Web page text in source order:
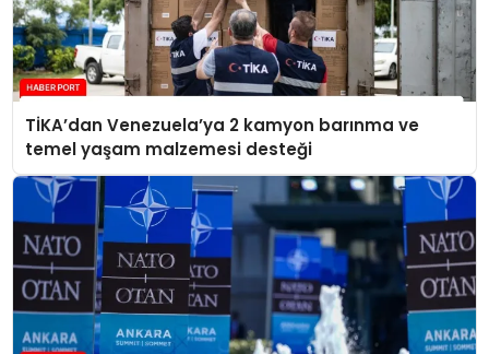
TİKA’dan Venezuela’ya 2 kamyon barınma ve
temel yaşam malzemesi desteği